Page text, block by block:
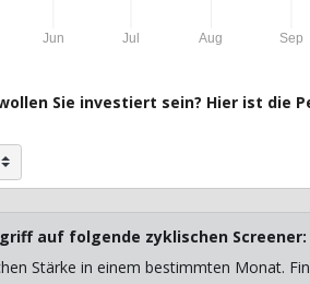
Jun Jul Aug Sep
Sie investiert sein? Hier ist die
auf folgende zyklischen Screener:
Stärke in einem bestimmten Monat.